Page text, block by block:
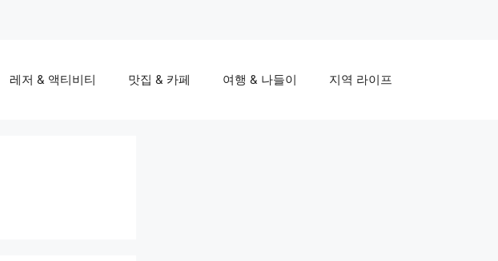
레저 & 액티비티 맛집 & 카페 여행 & 나들이 지역 라이프